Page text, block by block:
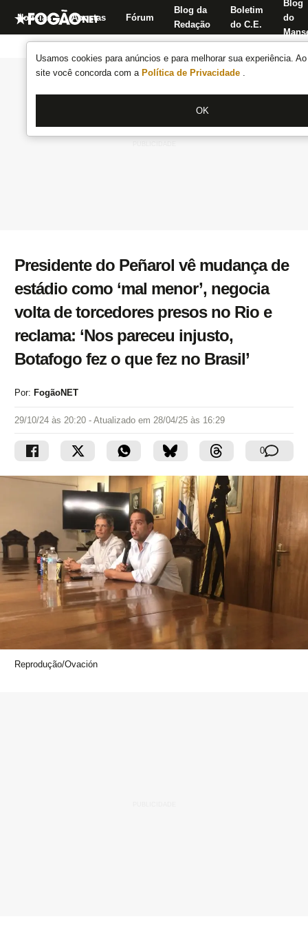
Usamos cookies para anúncios e para melhorar sua experiência.
site você concorda com a Política de Privacidade .
OK
Notícias Apostas Fórum
Blog da
Redação
Boletim
do C.E.
Blog
do
Presidente do Peñarol vê mudança de
estádio como ‘mal menor’, negocia
volta de torcedores presos no Rio e
reclama: ‘Nos pareceu injusto,
Botafogo fez o que fez no Brasil’
Por: FogãoNET
29/10/24 às 20:20 - Atualizado em 28/04/25 às 16:29
0
Reprodução/Ovación